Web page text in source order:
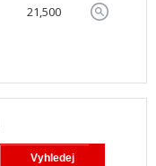
21,500